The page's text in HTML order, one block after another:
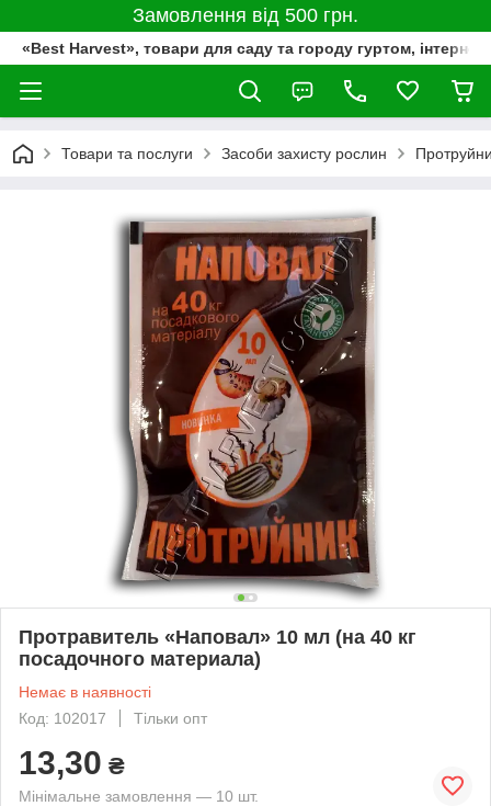
Замовлення від 500 грн.
«Best Harvest», товари для саду та городу гуртом,
Товари та послуги Засоби захисту рослин
Протравитель «Наповал» 10 мл (на 40 кг
посадочного материала)
Немає в наявності
Код: 102017
Тільки опт
13,30 ₴
Мінімальне замовлення — 10 шт.